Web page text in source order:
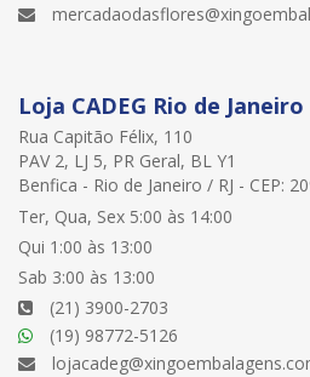
Loja CADEG Rio de Janeiro
Rua Capitão Félix, 110
PAV 2, LJ 5, PR Geral, BL Y1
Benfica - Rio de Janeiro / RJ - CEP:
Ter, Qua, Sex 5:00 às 14:00
Qui 1:00 às 13:00
Sab 3:00 às 13:00
(21) 3900-2703
(19) 98772-5126